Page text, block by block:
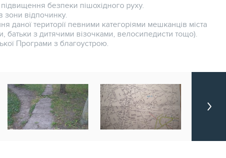
безпеки пішохідного руху.
зони відпочинку.
даної території певними категоріями мешканців міста
з дитячими візочками, велосипедисти тощо).
Програми з благоустрою.